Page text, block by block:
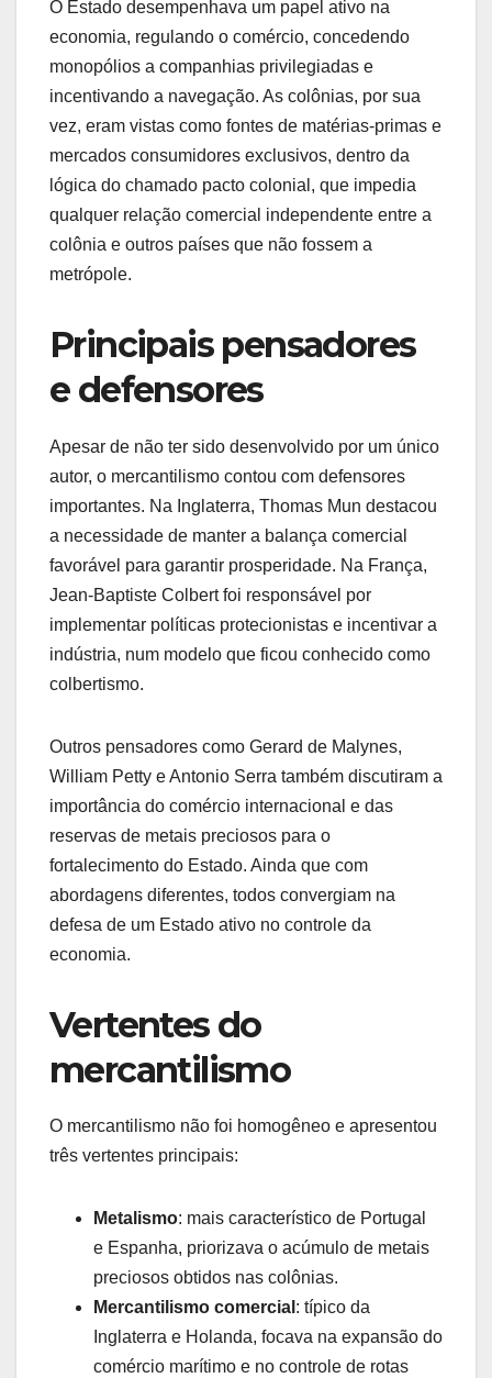
O Estado desempenhava um papel ativo na
economia, regulando o comércio, concedendo
monopólios a companhias privilegiadas e
incentivando a navegação. As colônias, por sua
vez, eram vistas como fontes de matérias-primas e
mercados consumidores exclusivos, dentro da
lógica do chamado pacto colonial, que impedia
qualquer relação comercial independente entre a
colônia e outros países que não fossem a
metrópole.
Principais pensadores
e defensores
Apesar de não ter sido desenvolvido por um único
autor, o mercantilismo contou com defensores
importantes. Na Inglaterra, Thomas Mun destacou
a necessidade de manter a balança comercial
favorável para garantir prosperidade. Na França,
Jean-Baptiste Colbert foi responsável por
implementar políticas protecionistas e incentivar a
indústria, num modelo que ficou conhecido como
colbertismo.
Outros pensadores como Gerard de Malynes,
William Petty e Antonio Serra também discutiram a
importância do comércio internacional e das
reservas de metais preciosos para o
fortalecimento do Estado. Ainda que com
abordagens diferentes, todos convergiam na
defesa de um Estado ativo no controle da
economia.
Vertentes do
mercantilismo
O mercantilismo não foi homogêneo e apresentou
três vertentes principais:
Metalismo: mais característico de Portugal
e Espanha, priorizava o acúmulo de metais
preciosos obtidos nas colônias.
Mercantilismo comercial : típico da
Inglaterra e Holanda, focava na expansão do
comércio marítimo e no controle de rotas